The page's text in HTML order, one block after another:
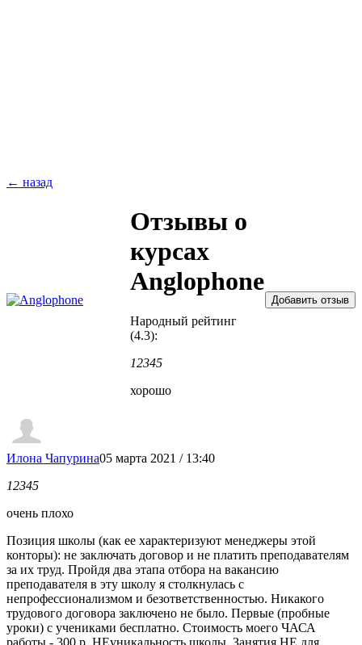
← назад
Отзывы о
курсах
Anglophone
Народный рейтинг
(4.3):
12345
хорошо
Илона Чапурина05 марта 2021 / 13:40
12345
очень плохо
Позиция школы (как ее характеризуют менеджеры этой
конторы): не заключать договор и не платить преподавателям
за их труд. Пройдя два этапа отбора на вакансию
преподавателя в эту школу я столкнулась с
непрофессионализмом и безответственностью. Никакого
трудового договора заключено не было. Первые (пробные
уроки) с учениками бесплатно. Стоимость моего ЧАСА
работы - 300 р. НЕуникальность школы. Занятия НЕ для